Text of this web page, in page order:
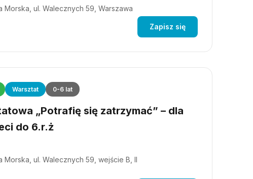
Morska, ul. Walecznych 59, Warszawa
Zapisz się
Warsztat 0-6 lat
„Potrafię się zatrzymać” – dla
do 6.r.ż
Morska, ul. Walecznych 59, wejście B, II